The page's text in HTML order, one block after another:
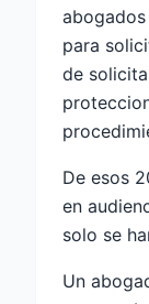
para
de
De esos
en
solo se
Un